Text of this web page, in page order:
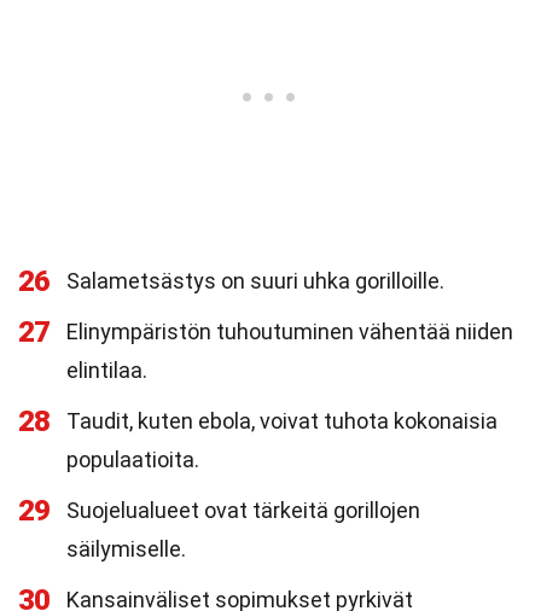
26 Salametsästys on suuri uhka gorilloille.
27
Elinympäristön tuhoutuminen vähentää niiden
elintilaa.
28
Taudit, kuten ebola, voivat tuhota kokonaisia
populaatioita.
29
Suojelualueet ovat tärkeitä gorillojen
säilymiselle.
30 Kansainväliset sopimukset pyrkivät